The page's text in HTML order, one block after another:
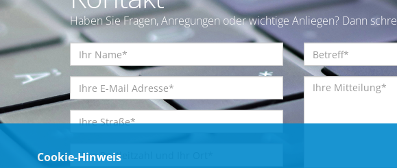
Haben Sie Fragen, Anregungen oder wichtige Anliegen? Dann
Cookie-Hinweis